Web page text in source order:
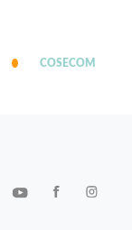
COSECOM